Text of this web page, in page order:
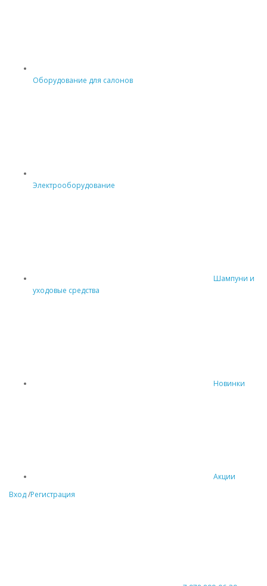
Оборудование для салонов
Электрооборудование
Шампуни и
уходовые средства
Новинки
Акции
Вход/Регистрация